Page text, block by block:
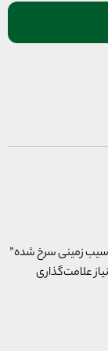
زمینی سرخ شده”
علامت‌گذاری